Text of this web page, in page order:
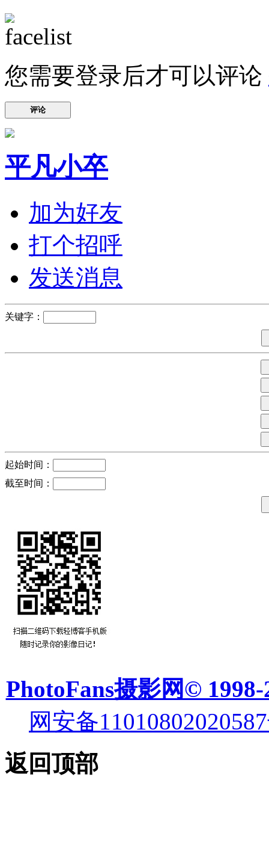
您需要登录后才可以评论
评论
平凡小卒
加为好友
打个招呼
发送消息
关键字：
起始时间：
截至时间：
PhotoFans摄影网© 1998-
网安备
返回顶部